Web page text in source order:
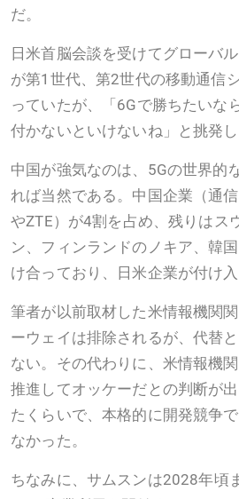
だ。
日米首脳会談を受けてグローバ
が第1世代、第2世代の移動通信
っていたが、「6Gで勝ちたいな
付かないといけないね」と挑発し
中国が強気なのは、5Gの世界的
れば当然である。中国企業（通
やZTE）が4割を占め、残りはス
ン、フィンランドのノキア、韓
け合っており、日米企業が付け入
筆者が以前取材した米情報機関
ーウェイは排除されるが、代替
ない。その代わりに、米情報機
推進してオッケーだとの判断が
たくらいで、本格的に開発競争
なかった。
ちなみに、サムスンは2028年頃